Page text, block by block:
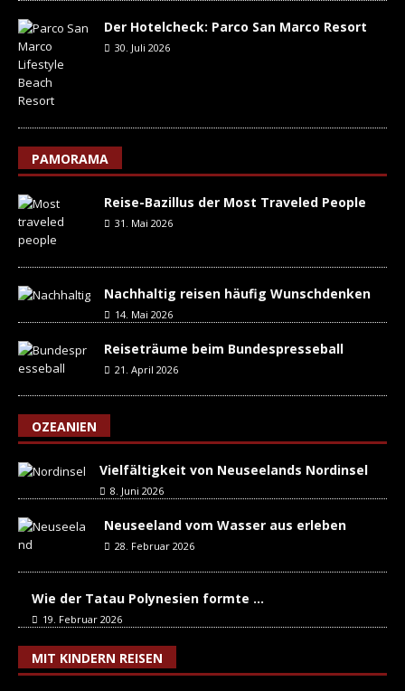
Der Hotelcheck: Parco San Marco Resort
30. Juli 2026
PAMORAMA
Reise-Bazillus der Most Traveled People
31. Mai 2026
Nachhaltig reisen häufig Wunschdenken
14. Mai 2026
Reiseträume beim Bundespresseball
21. April 2026
OZEANIEN
Vielfältigkeit von Neuseelands Nordinsel
8. Juni 2026
Neuseeland vom Wasser aus erleben
28. Februar 2026
Wie der Tatau Polynesien formte …
19. Februar 2026
MIT KINDERN REISEN